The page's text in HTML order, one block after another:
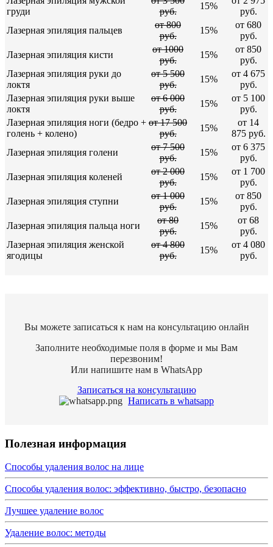
груди
руб.
15%
руб.
Лазерная эпиляция пальцев
от 800
руб.
15%
от 680
руб.
Лазерная эпиляция кисти
от 1000
руб.
15%
от 850
руб.
Лазерная эпиляция руки до
локтя
от 5 500
руб.
15%
от 4 675
руб.
Лазерная эпиляция руки выше
локтя
от 6 000
руб.
15%
от 5 100
руб.
Лазерная эпиляция ноги (бедро +
голень + колено)
от 17 500
руб.
15%
от 14
875 руб.
Лазерная эпиляция голени
от 7 500
руб.
15%
от 6 375
руб.
Лазерная эпиляция коленей
от 2 000
руб.
15%
от 1 700
руб.
Лазерная эпиляция ступни
от 1 000
руб.
15%
от 850
руб.
Лазерная эпиляция пальца ноги
от 80
руб.
15%
от 68
руб.
Лазерная эпиляция женской
ягодицы
от 4 800
руб.
15%
от 4 080
руб.
Вы можете записаться к нам на консультацию онлайн
Заполните необходимые поля в форме и мы Вам
перезвоним!
Или напишите нам в WhatsApр
Записаться на консультацию
Написать в whatsapp
Полезная информация
Способы удаления волос на лице
Способы удаления волос: эффективно, быстро, безопасно
Лучшее удаление волос
Удаление волос: методы